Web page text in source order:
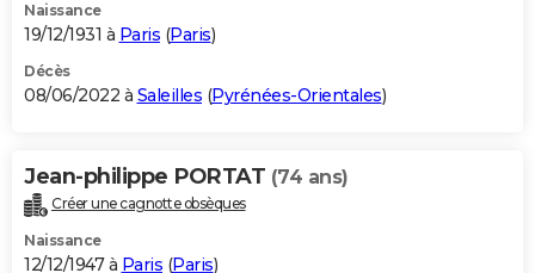
Naissance
19/12/1931 à Paris (Paris)
Décès
08/06/2022 à Saleilles (Pyrénées-Orientales)
Jean-philippe PORTAT (74 ans)
Créer une cagnotte obsèques
Naissance
12/12/1947 à Paris (Paris)